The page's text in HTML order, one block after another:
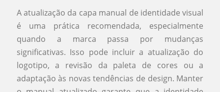
A atualização da capa manual de identidade visual
é uma prática recomendada, especialmente
quando a marca passa por mudanças
significativas. Isso pode incluir a atualização do
logotipo, a revisão da paleta de cores ou a
adaptação às novas tendências de design. Manter